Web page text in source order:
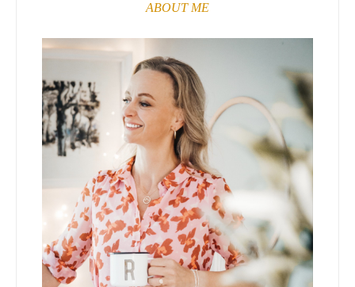
ABOUT ME